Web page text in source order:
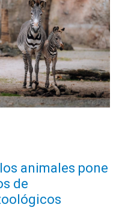
animales pone
de